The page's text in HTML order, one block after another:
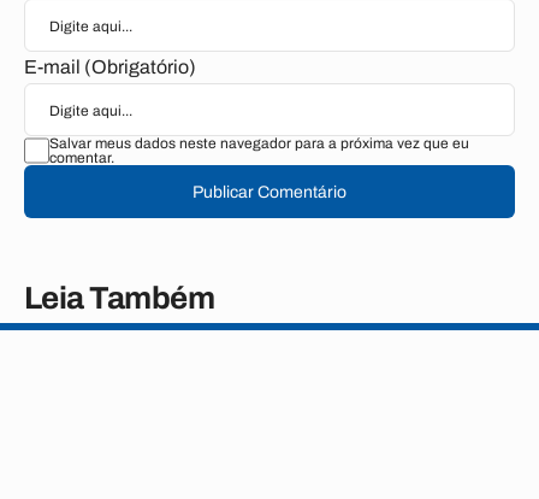
E-mail (Obrigatório)
Salvar meus dados neste navegador para a próxima vez que eu
comentar.
Publicar Comentário
Leia Também